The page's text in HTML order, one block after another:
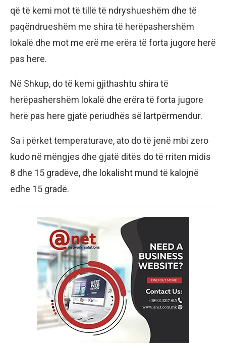
që të kemi mot të tillë të ndryshueshëm dhe të
paqëndrueshëm me shira të herëpashershëm
lokalë dhe mot me erë me erëra të forta jugore herë
pas here.
Në Shkup, do të kemi gjithashtu shira të
herëpashershëm lokalë dhe erëra të forta jugore
herë pas here gjatë periudhës së lartpërmendur.
Sa i përket temperaturave, ato do të jenë mbi zero
kudo në mëngjes dhe gjatë ditës do të rriten midis
8 dhe 15 gradëve, dhe lokalisht mund të kalojnë
edhe 15 gradë.